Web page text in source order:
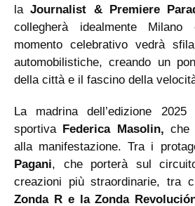
laJournalist & Premiere
collegherà idealmente
momento celebrativo vedrà
automobilistiche, creando un
della città e il fascino della
La madrina dell’edizione
sportiva Federica Masolin, che
alla manifestazione. Tra i
Pagani, che porterà sul
creazioni più straordinarie, tra
Zonda R e la Zonda